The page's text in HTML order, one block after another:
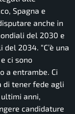
Spagna e
anche in
del 2030 e
del 2034. “C’è una
ci sono
a entrambe. Ci
di tener fede agli
anni,
candidature